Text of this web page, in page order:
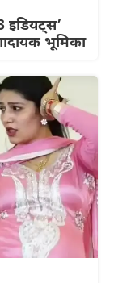
भूमिका